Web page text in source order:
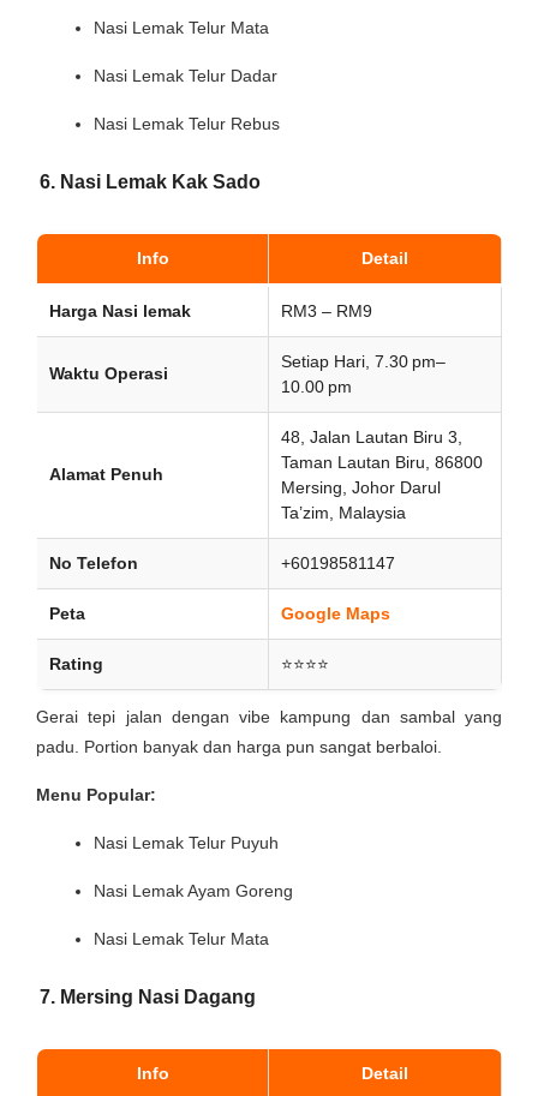
Nasi Lemak Telur Mata
Nasi Lemak Telur Dadar
Nasi Lemak Telur Rebus
6. Nasi Lemak Kak Sado
Info Detail
Harga Nasi lemak RM3 – RM9
Waktu Operasi
Setiap Hari, 7.30 pm–
10.00 pm
Alamat Penuh
48, Jalan Lautan Biru 3,
Taman Lautan Biru, 86800
Mersing, Johor Darul
Ta’zim, Malaysia
No Telefon +60198581147
Peta Google Maps
Rating ⭐⭐⭐⭐
Gerai tepi jalan dengan vibe kampung dan sambal yang
padu. Portion banyak dan harga pun sangat berbaloi.
Menu Popular:
Nasi Lemak Telur Puyuh
Nasi Lemak Ayam Goreng
Nasi Lemak Telur Mata
7. Mersing Nasi Dagang
Info Detail